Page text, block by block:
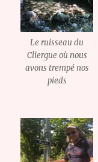
Le ruisseau du
Cliergue où nous
avons trempé nos
pieds